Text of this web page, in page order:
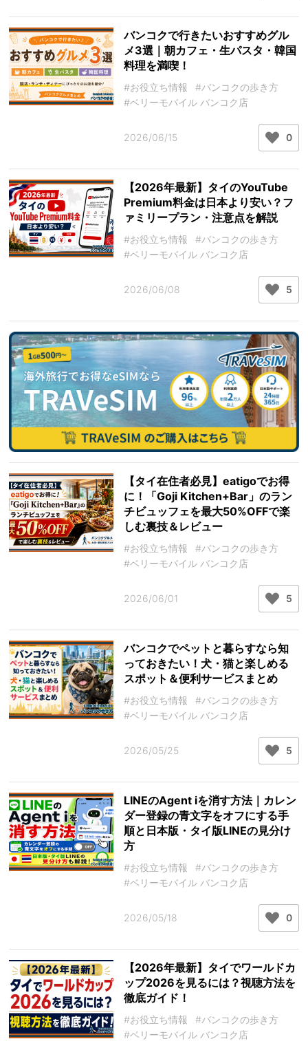
バンコクで行きたいおすすめグル
メ3選｜朝カフェ・生パスタ・韓国
料理を満喫！
#お役立ち情報
#バンコクの歩き方
#ベリーモバイル バンコク店
2026/06/15 0
【2026年最新】タイのYouTube
Premium料金は日本より安い？フ
ァミリープラン・注意点を解説
#お役立ち情報
#バンコクの歩き方
#ベリーモバイル バンコク店
2026/06/08 5
【タイ在住者必見】eatigoでお得
に！「Goji Kitchen+Bar」のラン
チビュッフェを最大50%OFFで楽
しむ裏技＆レビュー
#お役立ち情報
#バンコクの歩き方
#ベリーモバイル バンコク店
2026/06/01 5
バンコクでペットと暮らすなら知
っておきたい！犬・猫と楽しめる
スポット＆便利サービスまとめ
#お役立ち情報
#バンコクの歩き方
#ベリーモバイル バンコク店
2026/05/25 5
LINEのAgent iを消す方法｜カレン
ダー登録の青文字をオフにする手
順と日本版・タイ版LINEの見分け
方
#お役立ち情報
#バンコクの歩き方
#ベリーモバイル バンコク店
2026/05/18 0
【2026年最新】タイでワールドカ
ップ2026を見るには？視聴方法を
徹底ガイド！
#お役立ち情報
#バンコクの歩き方
#ベリーモバイル バンコク店